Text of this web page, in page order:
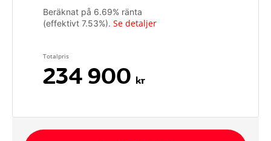
Beräknat på 6.69% ränta
(effektivt 7.53%). Se detaljer
Totalpris
234 900 kr